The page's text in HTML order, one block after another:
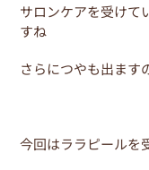
サロンケアを受けて
すね
さらにつやも出ます
今回はララピールを